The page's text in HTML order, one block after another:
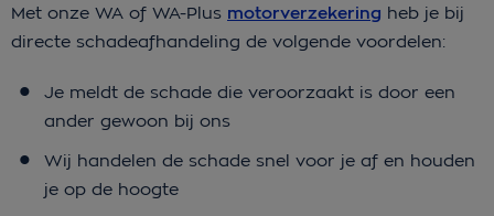
Met onze WA of WA-Plus motorverzekering heb je bij
directe schadeafhandeling de volgende voordelen:
Je meldt de schade die veroorzaakt is door een
ander gewoon bij ons
Wij handelen de schade snel voor je af en houden
je op de hoogte